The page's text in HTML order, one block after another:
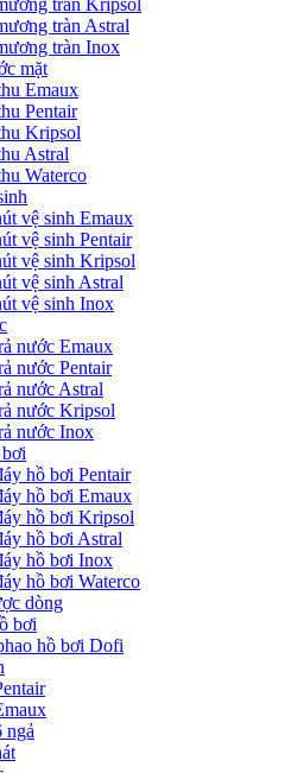
tràn Kripsol
tràn Astral
tràn Inox
mặt
Emaux
Pentair
Kripsol
Astral
Waterco
vệ sinh Emaux
vệ sinh Pentair
vệ sinh Kripsol
vệ sinh Astral
vệ sinh Inox
nước Emaux
nước Pentair
nước Astral
nước Kripsol
nước Inox
hồ bơi Pentair
hồ bơi Emaux
hồ bơi Kripsol
hồ bơi Astral
hồ bơi Inox
hồ bơi Waterco
dòng
bơi
hồ bơi Dofi
ngả